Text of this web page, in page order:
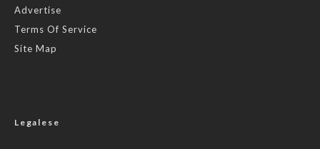
Advertise
Terms Of Service
Site Map
Legalese